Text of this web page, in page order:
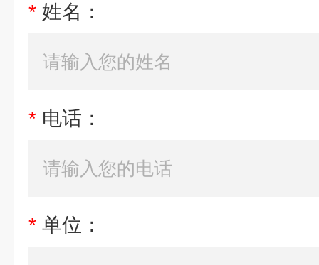
* 姓名：
* 电话：
* 单位：